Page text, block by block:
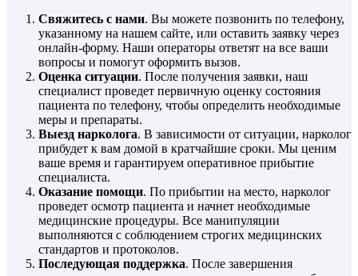
Свяжитесь с нами. Вы можете позвонить по телефону,
указанному на нашем сайте, или оставить заявку через
онлайн-форму. Наши операторы ответят на все ваши
вопросы и помогут оформить вызов.
Оценка ситуации. После получения заявки, наш
специалист проведет первичную оценку состояния
пациента по телефону, чтобы определить необходимые
меры и препараты.
Выезд нарколога. В зависимости от ситуации, нарколог
прибудет к вам домой в кратчайшие сроки. Мы ценим
ваше время и гарантируем оперативное прибытие
специалиста.
Оказание помощи. По прибытии на место, нарколог
проведет осмотр пациента и начнет необходимые
медицинские процедуры. Все манипуляции
выполняются с соблюдением строгих медицинских
стандартов и протоколов.
Последующая поддержка. После завершения